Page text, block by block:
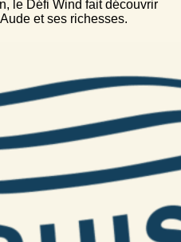
le Défi Wind fait découvrir
et ses richesses.